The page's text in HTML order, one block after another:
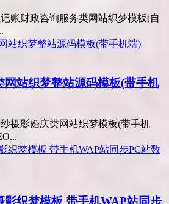
账财政咨询服务类网站织梦模板(自
网站织梦整站源码模板(带手机
影婚庆类网站织梦模板(带手机
影织梦模板 带手机WAP站同步